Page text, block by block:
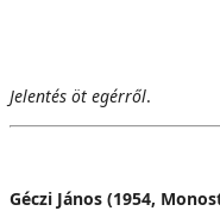
Jelentés öt egérről.
Géczi János (1954,